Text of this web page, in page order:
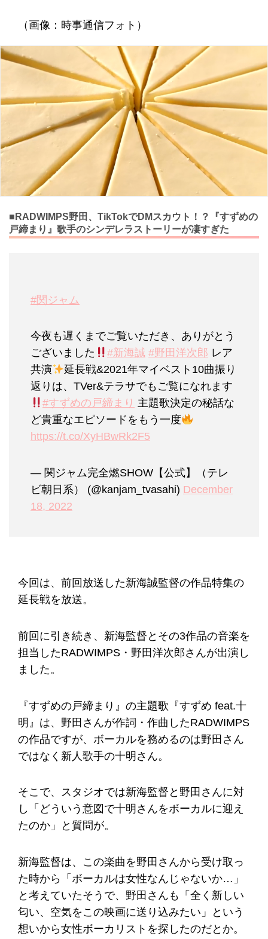
（画像：時事通信フォト）
■RADWIMPS野田、TikTokでDMスカウト！？『すずめの
戸締まり』歌手のシンデレラストーリーが凄すぎた
#関ジャム
今夜も遅くまでご覧いただき、ありがとう
ございました
#新海誠 #野田洋次郎 レア
共演
延長戦&2021年マイベスト10曲振り
返りは、TVer&テラサでもご覧になれます
#すずめの戸締まり 主題歌決定の秘話な
ど貴重なエピソードをもう一度
https://t.co/XyHBwRk2F5
— 関ジャム完全燃SHOW【公式】（テレ
ビ朝日系） (@kanjam_tvasahi) December
18, 2022
今回は、前回放送した新海誠監督の作品特集の
延長戦を放送。
前回に引き続き、新海監督とその3作品の音楽を
担当したRADWIMPS・野田洋次郎さんが出演し
ました。
『すずめの戸締まり』の主題歌『すずめ feat.十
明』は、野田さんが作詞・作曲したRADWIMPS
の作品ですが、ボーカルを務めるのは野田さん
ではなく新人歌手の十明さん。
そこで、スタジオでは新海監督と野田さんに対
し「どういう意図で十明さんをボーカルに迎え
たのか」と質問が。
新海監督は、この楽曲を野田さんから受け取っ
た時から「ボーカルは女性なんじゃないか…」
と考えていたそうで、野田さんも「全く新しい
匂い、空気をこの映画に送り込みたい」という
想いから女性ボーカリストを探したのだとか。